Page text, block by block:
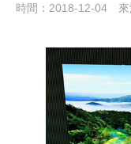
時間：2018-12-04 來